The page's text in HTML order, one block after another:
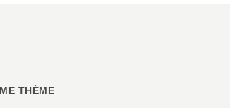
THÈME